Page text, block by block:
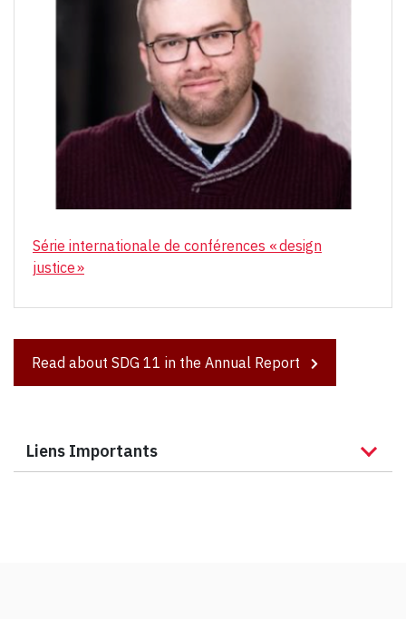
Série internationale de conférences « design
justice »
Read about SDG 11 in the Annual Report
Liens Importants